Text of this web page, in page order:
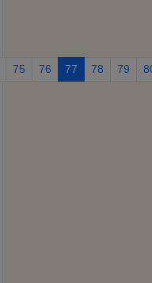
75 76 77 78 79